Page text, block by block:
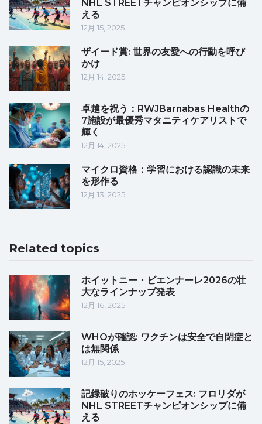
NHL STREETチャンピオンシップに備
える
12月 15, 2025
ザイード賞: 世界の友愛への行動を呼び
かけ
12月 14, 2025
卓越を祝う：RWJBarnabas Healthの
7施設が最優秀マタニティケアリストで
輝く
12月 14, 2025
マイクロ資格：学習における認識の未来
を形作る
12月 13, 2025
Related topics
ホイットニー・ビエンナーレ2026の壮
大なラインナップ発表
12月 16, 2025
WHOが確認: ワクチンは安全で自閉症と
は無関係
12月 15, 2025
記録破りのホッケーフェス: フロリダが
NHL STREETチャンピオンシップに備
える